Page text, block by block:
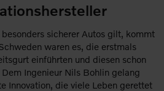
sicherer Autos gilt, kommt
waren es, die erstmals
einführten und diesen schon
Ingenieur Nils Bohlin gelang
Innovation, die viele Leben gerettet